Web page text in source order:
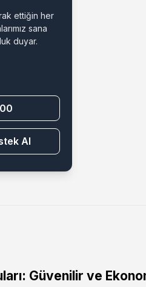
ettiğin her
sana
duyar.
Al
Güvenilir ve